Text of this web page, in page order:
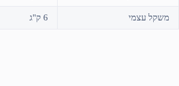
משקל עצמי 6 ק"ג